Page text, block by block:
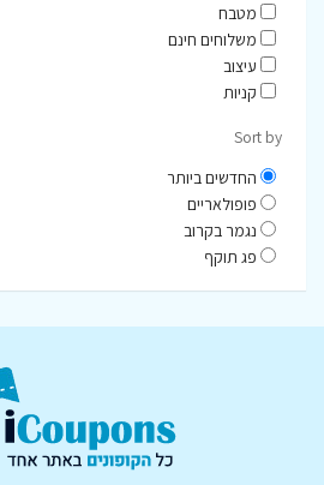
מטבח
משלוחים חינם
עיצוב
קניות
Sort by
החדשים ביותר
פופולאריים
נגמר בקרוב
פג תוקף